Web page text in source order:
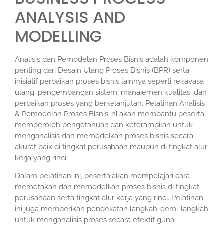
ANALYSIS AND
MODELLING
Analisis dan Pemodelan Proses Bisnis adalah komponen
penting dari Desain Ulang Proses Bisnis (BPR) serta
inisiatif perbaikan proses bisnis lainnya seperti rekayasa
ulang, pengembangan sistem, manajemen kualitas, dan
perbaikan proses yang berkelanjutan. Pelatihan Analisis
& Pemodelan Proses Bisnis ini akan membantu peserta
memperoleh pengetahuan dan keterampilan untuk
menganalisis dan memodelkan proses bisnis secara
akurat baik di tingkat perusahaan maupun di tingkat alur
kerja yang rinci.
Dalam pelatihan ini, peserta akan mempelajari cara
memetakan dan memodelkan proses bisnis di tingkat
perusahaan serta tingkat alur kerja yang rinci. Pelatihan
ini juga memberikan pendekatan langkah-demi-langkah
untuk menganalisis proses secara efektif guna